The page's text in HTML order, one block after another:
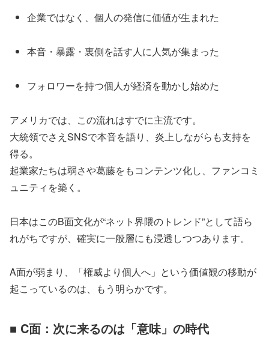
企業ではなく、個人の発信に価値が生まれた
本音・暴露・裏側を話す人に人気が集まった
フォロワーを持つ個人が経済を動かし始めた
アメリカでは、この流れはすでに主流です。
大統領でさえSNSで本音を語り、炎上しながらも支持を
得る。
起業家たちは弱さや葛藤をもコンテンツ化し、ファンコミ
ュニティを築く。
日本はこのB面文化が“ネット界隈のトレンド”として語ら
れがちですが、確実に一般層にも浸透しつつあります。
A面が弱まり、「権威より個人へ」という価値観の移動が
起こっているのは、もう明らかです。
■ C面：次に来るのは「意味」の時代